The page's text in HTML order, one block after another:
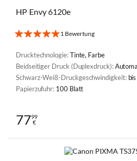
HP Envy 6120e
1 Bewertung
Drucktechnologie:Tinte, Farbe
Beidseitiger Druck (Duplexdruck):
Schwarz-Weiß-Druckgeschwindigkeit:
Papierzufuhr: 100 Blatt
7799
€